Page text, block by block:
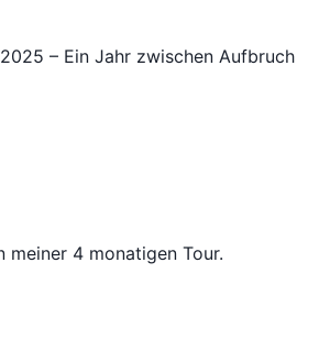
– Ein Jahr zwischen Aufbruch
meiner 4 monatigen Tour.